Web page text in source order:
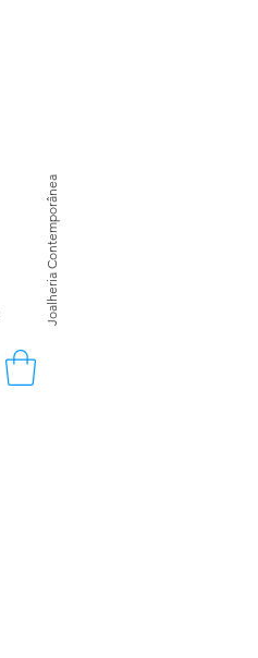
Joalheria Contemporânea